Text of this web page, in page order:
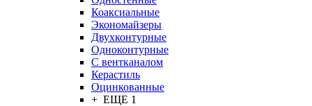
Коаксиальные
Экономайзеры
Двухконтурные
Одноконтурные
С вентканалом
Керастиль
Оцинкованные
+ ЕЩЕ 1